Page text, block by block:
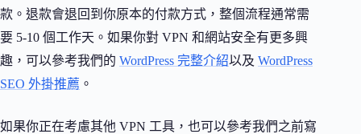
款。退款會退回到你原本的付款方式，整個流程通常需
要 5-10 個工作天。如果你對 VPN 和網站安全有更多興
趣，可以參考我們的 WordPress 完整介紹以及 WordPress
SEO 外掛推薦 。
如果你正在考慮其他 VPN 工具，也可以參考我們之前寫